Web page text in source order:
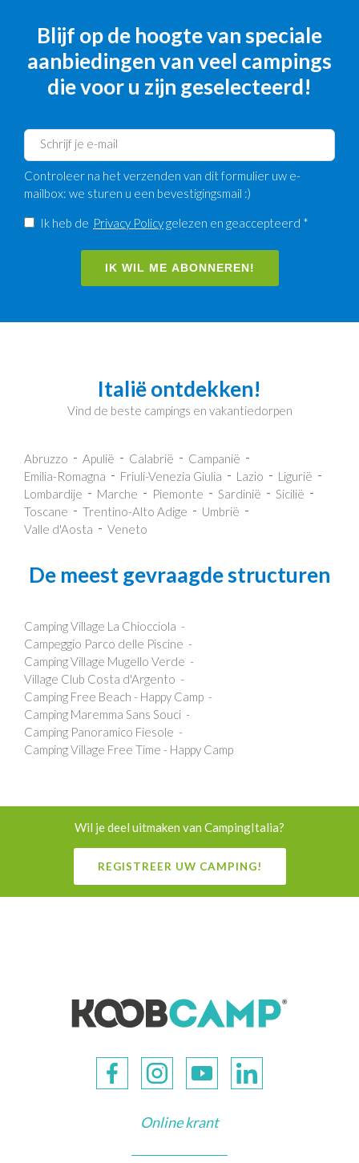
Blijf op de hoogte van speciale
aanbiedingen van veel campings
die voor u zijn geselecteerd!
Controleer na het verzenden van dit formulier uw e-
mailbox: we sturen u een bevestigingsmail :)
Ik heb de Privacy Policygelezen en geaccepteerd *
IK WIL ME ABONNEREN!
Italië ontdekken!
Vind de beste campings en vakantiedorpen
Abruzzo Apulië Calabrië
Campanië
Emilia-Romagna
Friuli-Venezia Giulia Lazio
Ligurië
Lombardije
Marche Piemonte Sardinië
Sicilië
Toscane
Trentino-Alto Adige
Umbrië
Valle d'Aosta
Veneto
De meest gevraagde structuren
Camping Village La Chiocciola
Campeggio Parco delle Piscine
Camping Village Mugello Verde
Village Club Costa d'Argento
Camping Free Beach - Happy Camp
Camping Maremma Sans Souci
Camping Panoramico Fiesole
Camping Village Free Time - Happy Camp
Wil je deel uitmaken van CampingItalia?
REGISTREER UW CAMPING!
Online krant